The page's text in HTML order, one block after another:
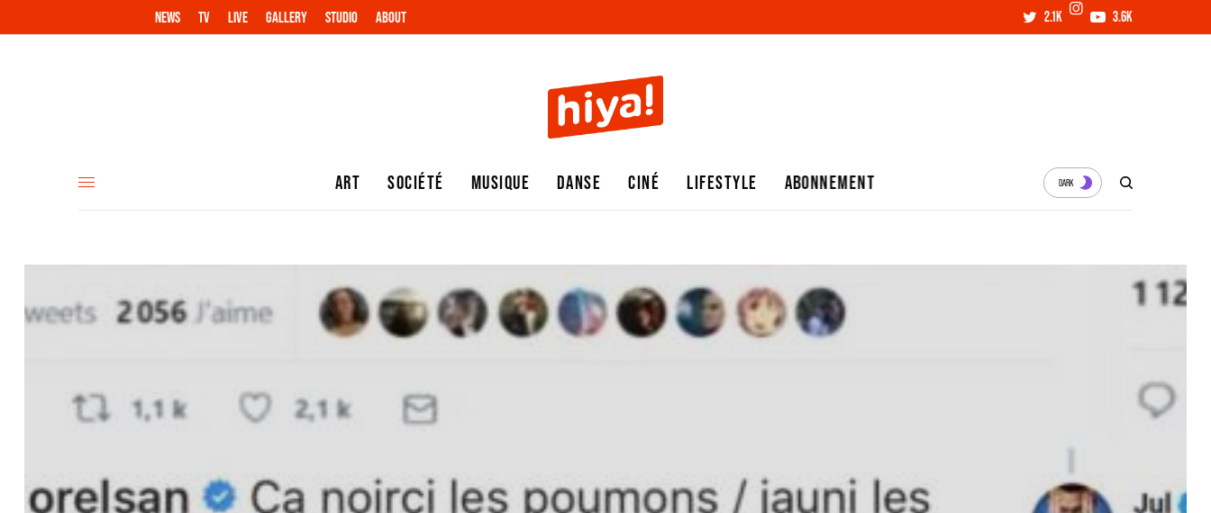
NEWS TV LIVE GALLERY STUDIO ABOUT 2.1K 3.6K
ART SOCIÉTÉ MUSIQUE DANSE CINÉ LIFESTYLE ABONNEMENT DARK